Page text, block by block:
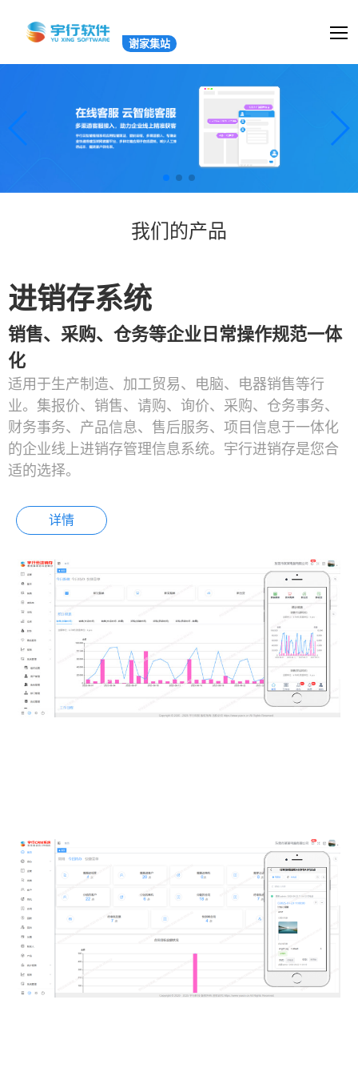
谢家集站
我们的产品
进销存系统
销售、采购、仓务等企业日常操作规范一体
化
适用于生产制造、加工贸易、电脑、电器销售等行
业。集报价、销售、请购、询价、采购、仓务事务、
财务事务、产品信息、售后服务、项目信息于一体化
的企业线上进销存管理信息系统。宇行进销存是您合
适的选择。
详情